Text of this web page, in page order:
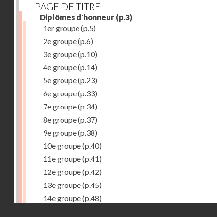
PAGE DE TITRE
Diplômes d'honneur (p.3)
1er groupe(p.5)
2e groupe(p.6)
3e groupe(p.10)
4e groupe(p.14)
5e groupe(p.23)
6e groupe(p.33)
7e groupe(p.34)
8e groupe(p.37)
9e groupe(p.38)
10e groupe(p.40)
11e groupe(p.41)
12e groupe(p.42)
13e groupe(p.45)
14e groupe(p.48)